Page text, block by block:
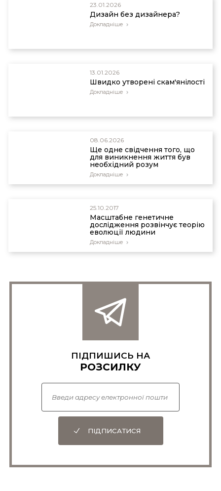
23.01.2026
Дизайн без дизайнера?
Докладніше
13.01.2026
Швидко утворені скам'янілості
Докладніше
08.06.2026
Ще одне свідчення того, що
для виникнення життя був
необхідний розум
Докладніше
25.10.2017
Масштабне генетичне
дослідження розвінчує теорію
еволюції людини
Докладніше
ПІДПИШИСЬ НА
РОЗСИЛКУ
ПІДПИСАТИСЯ